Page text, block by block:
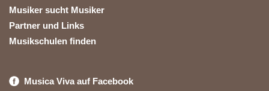
Musiker sucht Musiker
Partner und Links
Musikschulen finden
Musica Viva auf Facebook